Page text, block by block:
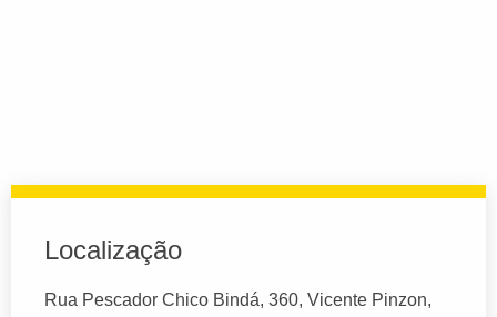
Localização
Rua Pescador Chico Bindá, 360, Vicente Pinzon,